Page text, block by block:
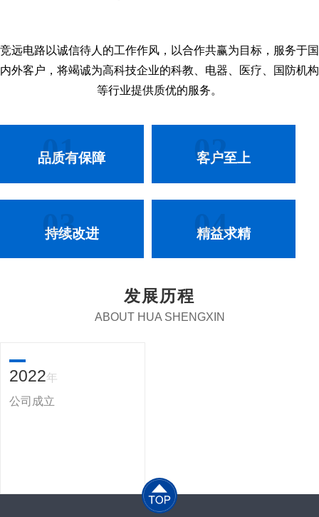
竞远电路以诚信待人的工作作风，以合作共赢为目标，服务于国
内外客户，将竭诚为高科技企业的科教、电器、医疗、国防机构
等行业提供质优的服务。
01
品质有保障 02
客户至上
03
持续改进 04
精益求精
发展历程
ABOUT HUA SHENGXIN
2022年
公司成立